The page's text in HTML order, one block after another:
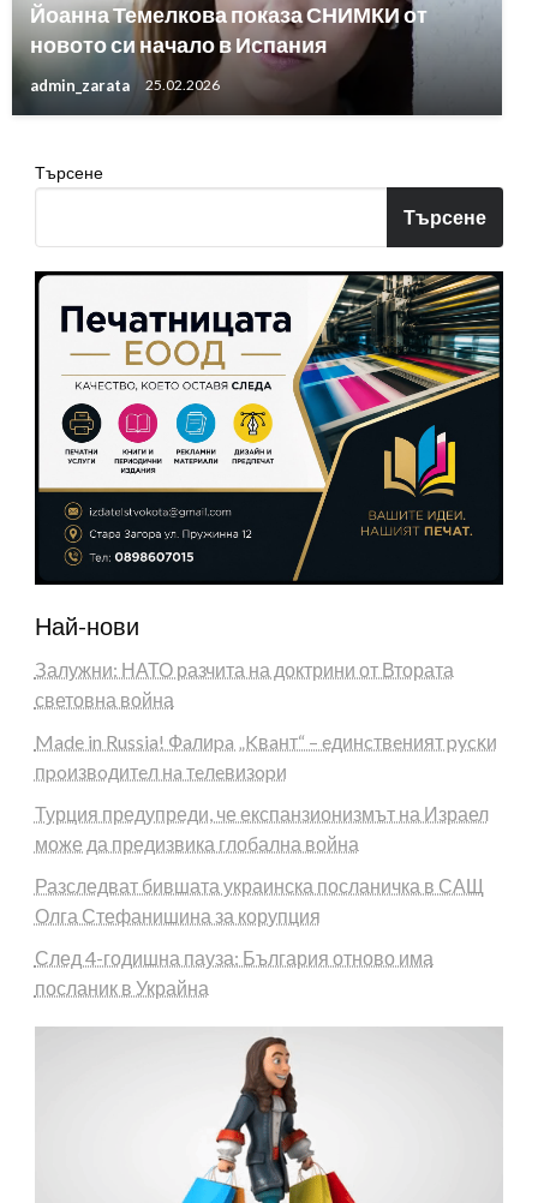
Йоанна Темелкова показа СНИМКИ от
новото си начало в Испания
admin_zarata 25.02.2026
Търсене
Търсене
Най-нови
Залужни: НАТО разчита на доктрини от Втората
световна война
Made in Russia! Фaлиpa „Kвaнт“ – eдинcтвeният pycĸи
пpoизвoдитeл нa тeлeвизopи
Турция предупреди, че експанзионизмът на Израел
може да предизвика глобална война
Разследват бившата украинска посланичка в САЩ
Олга Стефанишина за корупция
След 4-годишна пауза: България отново има
посланик в Украйна